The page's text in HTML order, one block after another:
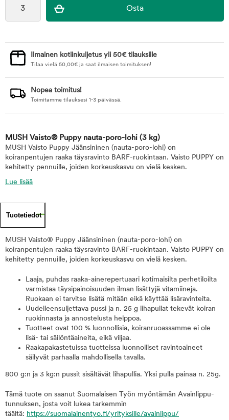
Ilmainen kotiinkuljetus yli 50€ tilauksille
Tilaa vielä 50,00€ ja saat ilmaisen toimituksen!
Nopea toimitus!
Toimitamme tilauksesi 1-3 päivässä.
MUSH Vaisto® Puppy nauta-poro-lohi (3 kg)
MUSH Vaisto Puppy Jäänsininen (nauta-poro-lohi) on
koiranpentujen raaka täysravinto BARF-ruokintaan. Vaisto PUPPY on
kehitetty pennuille, joiden korkeuskasvu on vielä kesken.
Lue lisää
Tuotetiedot
MUSH Vaisto® Puppy Jäänsininen (nauta-poro-lohi) on
koiranpentujen raaka täysravinto BARF-ruokintaan. Vaisto PUPPY on
kehitetty pennuille, joiden korkeuskasvu on vielä kesken.
Laaja, puhdas raaka-ainerepertuaari kotimaisilta perhetiloilta
varmistaa täysipainoisuuden ilman lisättyjä vitamiineja.
Ruokaan ei tarvitse lisätä mitään eikä käyttää lisäravinteita.
Uudelleensuljettava pussi ja n. 25 g lihapullat tekevät koiran
ruokinnasta ja annostelusta helppoa.
Tuotteet ovat 100 % luonnollisia, koiranruoassamme ei ole
lisä- tai säilöntäaineita, eikä viljaa.
Raakapakastetuissa tuotteissa luonnolliset ravintoaineet
säilyvät parhaalla mahdollisella tavalla.
800 g:n ja 3 kg:n pussit sisältävät lihapullia. Yksi pulla painaa n. 25g.
Tämä tuote on saanut Suomalaisen Työn myöntämän Avainlippu-
tunnuksen, josta voit lukea tarkemmin
täältä: https://suomalainentyo.fi/yrityksille/avainlippu/